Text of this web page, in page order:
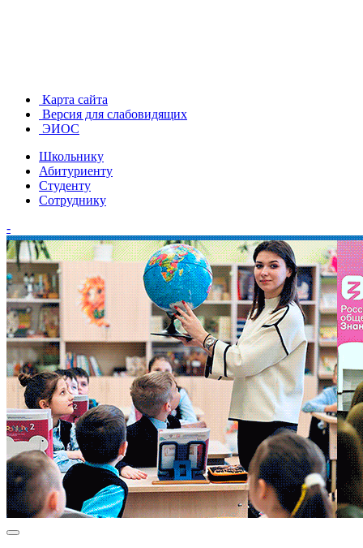
Карта сайта
Версия для слабовидящих
ЭИОС
Школьнику
Абитуриенту
Студенту
Сотруднику
-